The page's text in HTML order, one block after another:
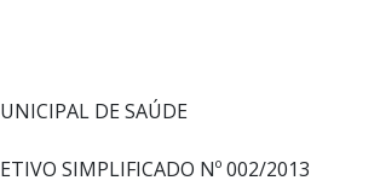
DE SAÚDE
SIMPLIFICADO Nº 002/2013